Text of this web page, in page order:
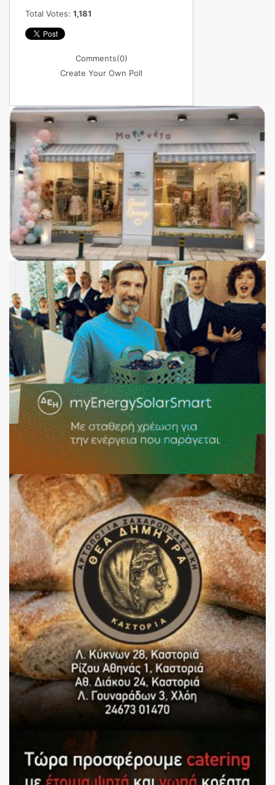
Total Votes: 1,181
Comments(0)
Create Your Own Poll